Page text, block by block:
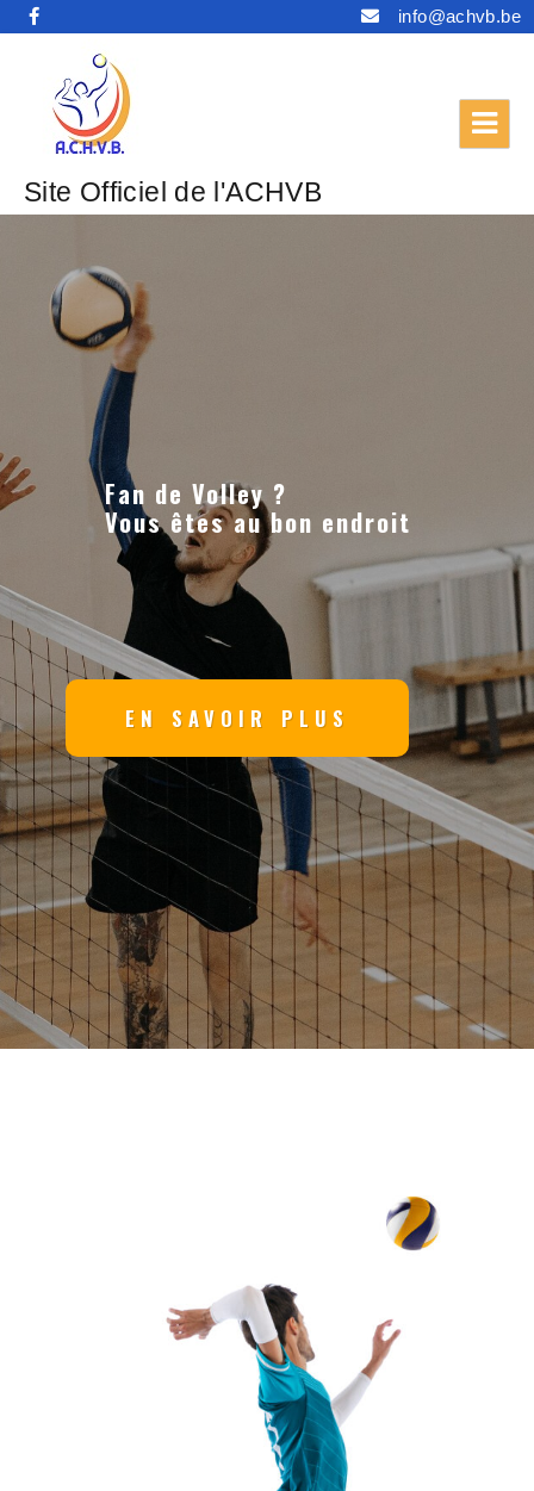
info@achvb.be
Site Officiel de l'ACHVB
Fan de Volley ?
Vous êtes au bon endroit
EN SAVOIR PLUS